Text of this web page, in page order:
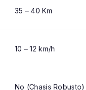
35 – 40 Km
10 – 12 km/h
No (Chasis Robusto)